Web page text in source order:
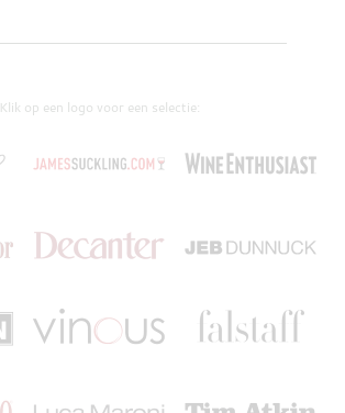
Klik op een logo voor een selectie: